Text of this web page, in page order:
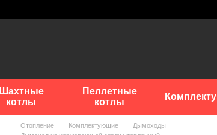
Шахтные
котлы
Пеллетные
котлы
Отопление Комплектующие
Дымоходы